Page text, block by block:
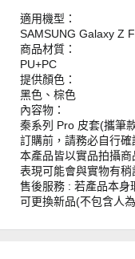
適用機型：
SAMSUNG Galaxy Z
商品材質：
PU+PC
提供顏色：
黑色、棕色
內容物：
秦系列 Pro 皮套(攜筆
訂購前，請務必自行
本產品皆以實品拍攝
表現可能會與實物有稍
售後服務 : 若產品本身
可更換新品(不包含人